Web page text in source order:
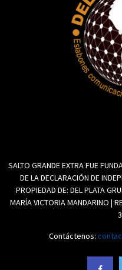
SALTO GRANDE EXTRA FUE
DE LA DECLARACIÓN DE
PROPIEDAD DE: DEL PLATA
MARÍA VICTORIA MANDARINO |
Contáctenos: